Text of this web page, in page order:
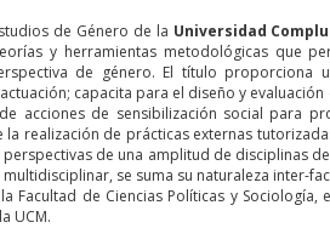
de Género de la Universidad
y herramientas metodológicas que
de género. El título proporciona
capacita para el diseño y
acciones de sensibilización social para
realización de prácticas externas
de una amplitud de disciplinas
se suma su naturaleza inter-
Facultad de Ciencias Políticas y
UCM.